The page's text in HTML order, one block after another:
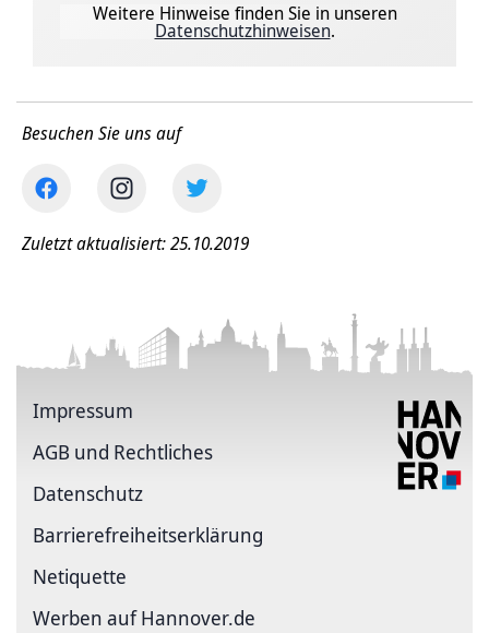
Weitere Hinweise finden Sie in unseren
Datenschutzhinweisen.
Besuchen Sie uns auf
Zuletzt aktualisiert: 25.10.2019
Impressum
AGB und Rechtliches
Datenschutz
Barriere­freiheits­erklärung
Netiquette
Werben auf Hannover.de